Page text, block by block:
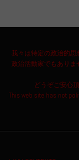
我々は特定の政治的思
政治活動家でもあり
どうぞご安心
This web site has not